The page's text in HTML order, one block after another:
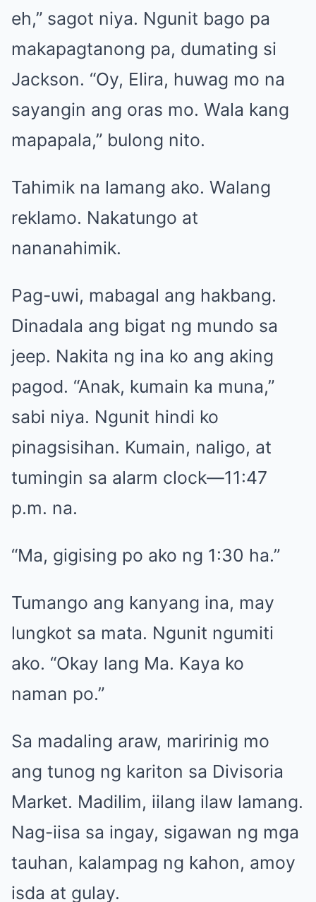
eh,” sagot niya. Ngunit bago pa
makapagtanong pa, dumating si
Jackson. “Oy, Elira, huwag mo na
sayangin ang oras mo. Wala kang
mapapala,” bulong nito.
Tahimik na lamang ako. Walang
reklamo. Nakatungo at
nananahimik.
Pag-uwi, mabagal ang hakbang.
Dinadala ang bigat ng mundo sa
jeep. Nakita ng ina ko ang aking
pagod. “Anak, kumain ka muna,”
sabi niya. Ngunit hindi ko
pinagsisihan. Kumain, naligo, at
tumingin sa alarm clock—11:47
p.m. na.
“Ma, gigising po ako ng 1:30 ha.”
Tumango ang kanyang ina, may
lungkot sa mata. Ngunit ngumiti
ako. “Okay lang Ma. Kaya ko
naman po.”
Sa madaling araw, maririnig mo
ang tunog ng kariton sa Divisoria
Market. Madilim, iilang ilaw lamang.
Nag-iisa sa ingay, sigawan ng mga
tauhan, kalampag ng kahon, amoy
isda at gulay.